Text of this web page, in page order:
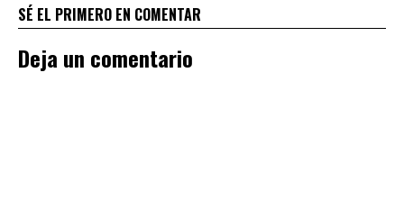
SÉ EL PRIMERO EN COMENTAR
Deja un comentario